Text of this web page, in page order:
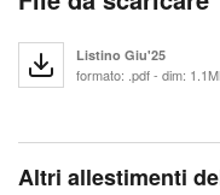
Listino Giu'25
formato: .pdf - dim:
Altri allestimenti